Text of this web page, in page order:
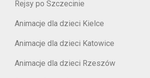
Rejsy po Szczecinie
Animacje dla dzieci Kielce
Animacje dla dzieci Katowice
Animacje dla dzieci Rzeszów